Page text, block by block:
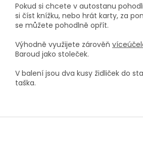
Pokud si chcete v autostanu
si číst knížku, nebo hrát karty, za
se můžete pohodlně opřít.
Výhodně využijete zárověň
Baroud jako stoleček.
V balení jsou dva kusy židliček do
taška.
Z